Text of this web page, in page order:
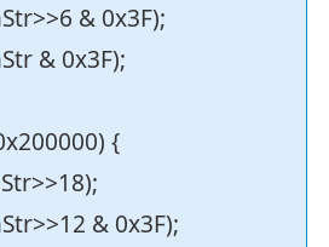
& 0x3F);
& 0x3F);
{
& 0x3F);